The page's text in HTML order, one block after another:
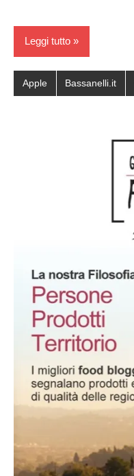
Leggi tutto
Apple Bassanelli.it